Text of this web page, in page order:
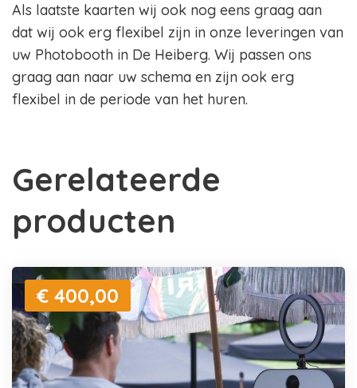
Als laatste kaarten wij ook nog eens graag aan
dat wij ook erg flexibel zijn in onze leveringen van
uw Photobooth in De Heiberg. Wij passen ons
graag aan naar uw schema en zijn ook erg
flexibel in de periode van het huren.
Gerelateerde
producten
€ 400,00